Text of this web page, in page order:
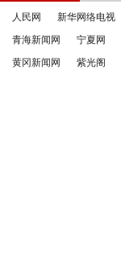
人民网 新华网络电视
青海新闻网
宁夏网
黄冈新闻网
紫光阁